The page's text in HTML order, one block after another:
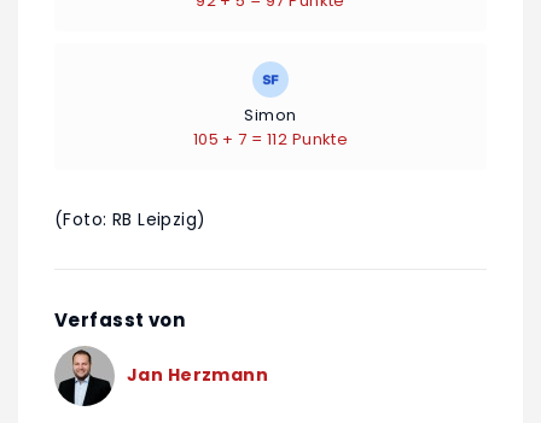
Simon
105 + 7 = 112 Punkte
(Foto: RB Leipzig)
Verfasst von
Jan Herzmann